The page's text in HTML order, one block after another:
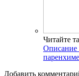
Читайте
Описание
Добавить